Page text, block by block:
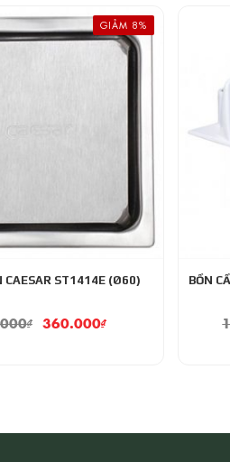
GIẢM 8%
CAESAR ST1414E (Ø60)
₫ 360.000₫
BỒN